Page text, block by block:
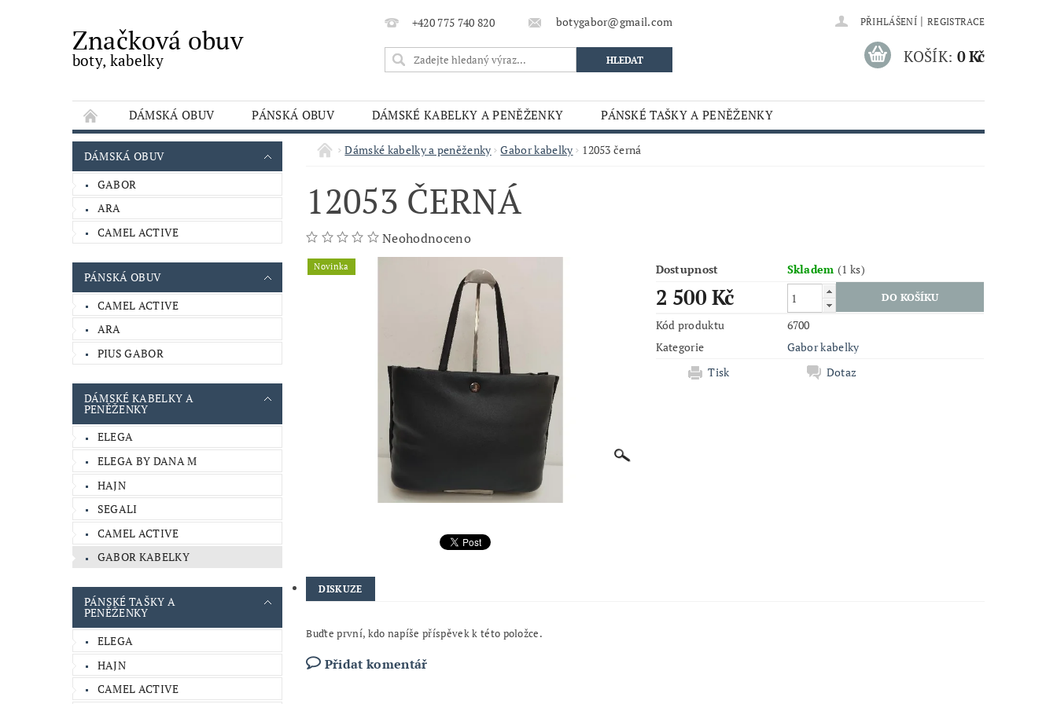
Značková obuv
boty, kabelky
+420 775 740 820 botygabor@gmail.com PŘIHLÁŠENÍ | REGISTRACE
KOŠÍK: 0 Kč
DÁMSKÁ OBUV PÁNSKÁ OBUV DÁMSKÉ KABELKY A PENĚŽENKY
PÁNSKÉ TAŠKY A PENĚŽENKY
OBCHODNÍ PODMÍNKY
KONTAKTY
DÁMSKÁ OBUV
GABOR
ARA
CAMEL ACTIVE
PÁNSKÁ OBUV
CAMEL ACTIVE
ARA
PIUS GABOR
DÁMSKÉ KABELKY A
PENĚŽENKY
ELEGA
ELEGA BY DANA M
HAJN
SEGALI
CAMEL ACTIVE
GABOR KABELKY
PÁNSKÉ TAŠKY A
PENĚŽENKY
ELEGA
HAJN
CAMEL ACTIVE
Dámské kabelky a peněženky Gabor kabelky 12053 černá
12053 ČERNÁ
Neohodnoceno
Novinka Dostupnost Skladem(1 ks)
2 500 Kč
Kód produktu
6700
Kategorie
Gabor kabelky
Tisk
Dotaz
DISKUZE
Buďte první, kdo napíše příspěvek k této položce.
Přidat komentář